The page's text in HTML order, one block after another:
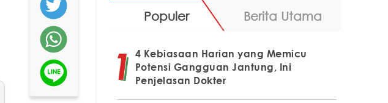
Populer Berita Utama
4 Kebiasaan Harian yang Memicu
Potensi Gangguan Jantung, Ini
Penjelasan Dokter